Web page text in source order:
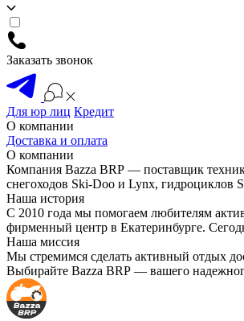
Заказать звонок
Для юр лиц Кредит
О компании
Доставка и оплата
О компании
Компания Bazza BRP — поставщик
снегоходов Ski-Doo и Lynx, гидроциклов
Наша история
С 2010 года мы помогаем любителям
фирменный центр в Екатеринбурге.
Наша миссия
Мы стремимся сделать активный отдых
Выбирайте Bazza BRP — вашего